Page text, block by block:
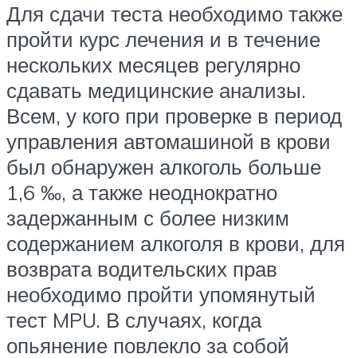
Для сдачи теста необходимо также
пройти курс лечения и в течение
нескольких месяцев регулярно
сдавать медицинские анализы.
Всем, у кого при проверке в период
управления автомашиной в крови
был обнаружен алкоголь больше
1,6 ‰, а также неоднократно
задержанным с более низким
содержанием алкоголя в крови, для
возврата водительских прав
необходимо пройти упомянутый
тест MPU. В случаях, когда
опьянение повлекло за собой